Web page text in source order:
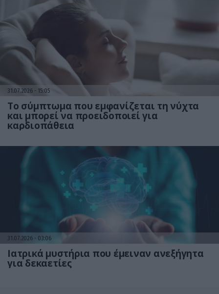
31.07.2026 15:05
Το σύμπτωμα που εμφανίζεται τη νύχτα
και μπορεί να προειδοποιεί για
καρδιοπάθεια
31.07.2026 03:06
Ιατρικά μυστήρια που έμειναν ανεξήγητα
για δεκαετίες